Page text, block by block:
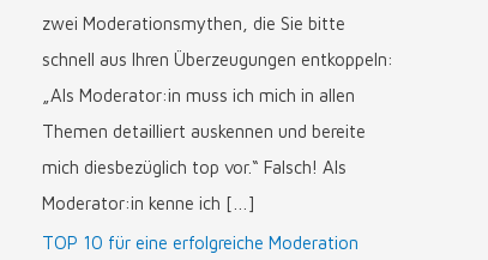
zwei Moderationsmythen, die Sie bitte
schnell aus Ihren Überzeugungen entkoppeln:
„Als Moderator:in muss ich mich in allen
Themen detailliert auskennen und bereite
mich diesbezüglich top vor.“ Falsch! Als
Moderator:in kenne ich […]
TOP 10 für eine erfolgreiche Moderation